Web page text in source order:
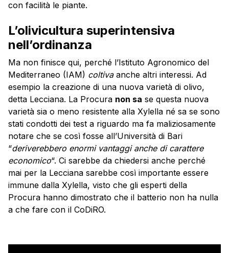
con facilità le piante.
L’olivicultura superintensiva
nell’ordinanza
Ma non finisce qui, perché l’Istituto Agronomico del
Mediterraneo (IAM) coltivaanche altri interessi. Ad
esempio la creazione di una nuova varietà di olivo,
detta Lecciana. La Procura non sa se questa nuova
varietà sia o meno resistente alla Xylella né sa se sono
stati condotti dei test a riguardo ma fa maliziosamente
notare che se così fosse all’Università di Bari
“deriverebbero enormi vantaggi anche di carattere
economico“. Ci sarebbe da chiedersi anche perché
mai per la Lecciana sarebbe così importante essere
immune dalla Xylella, visto che gli esperti della
Procura hanno dimostrato che il batterio non ha nulla
a che fare con il CoDiRO.